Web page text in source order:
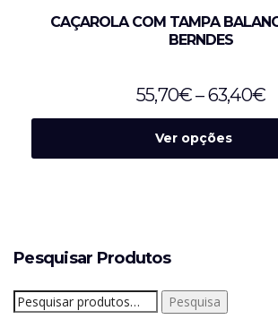
CAÇAROLA COM TAMPA
BERNDES
55,70€–63,40€
Ver opções
Pesquisar Produtos
Pesquisar
por:
Pesquisa